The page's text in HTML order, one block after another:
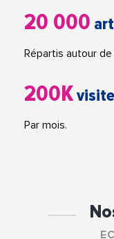
20 000
Répartis autour
200K
Par mois.